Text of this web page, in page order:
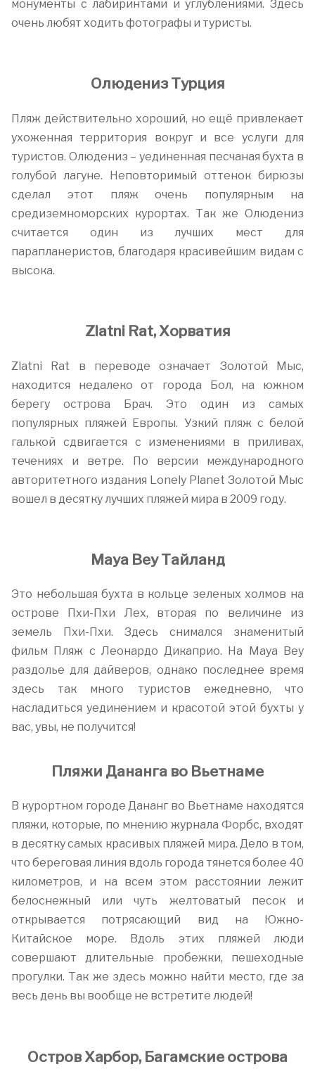
монументы с лабиринтами и углублениями. Здесь
очень любят ходить фотографы и туристы.
Олюдениз Турция
Пляж действительно хороший, но ещё привлекает
ухоженная территория вокруг и все услуги для
туристов. Олюдениз – уединенная песчаная бухта в
голубой лагуне. Неповторимый оттенок бирюзы
сделал этот пляж очень популярным на
средиземноморских курортах. Так же Олюдениз
считается один из лучших мест для
парапланеристов, благодаря красивейшим видам с
высока.
Zlatni Rat, Хорватия
Zlatni Rat в переводе означает Золотой Мыс,
находится недалеко от города Бол, на южном
берегу острова Брач. Это один из самых
популярных пляжей Европы. Узкий пляж с белой
галькой сдвигается с изменениями в приливах,
течениях и ветре. По версии международного
авторитетного издания Lonely Planet Золотой Мыс
вошел в десятку лучших пляжей мира в 2009 году.
Maya Bey Тайланд
Это небольшая бухта в кольце зеленых холмов на
острове Пхи-Пхи Лех, вторая по величине из
земель Пхи-Пхи. Здесь снимался знаменитый
фильм Пляж с Леонардо Дикаприо. На Maya Bey
раздолье для дайверов, однако последнее время
здесь так много туристов ежедневно, что
насладиться уединением и красотой этой бухты у
вас, увы, не получится!
Пляжи Дананга во Вьетнаме
В курортном городе Дананг во Вьетнаме находятся
пляжи, которые, по мнению журнала Форбс, входят
в десятку самых красивых пляжей мира. Дело в том,
что береговая линия вдоль города тянется более 40
километров, и на всем этом расстоянии лежит
белоснежный или чуть желтоватый песок и
открывается потрясающий вид на Южно-
Китайское море. Вдоль этих пляжей люди
совершают длительные пробежки, пешеходные
прогулки. Так же здесь можно найти место, где за
весь день вы вообще не встретите людей!
Остров Харбор, Багамские острова